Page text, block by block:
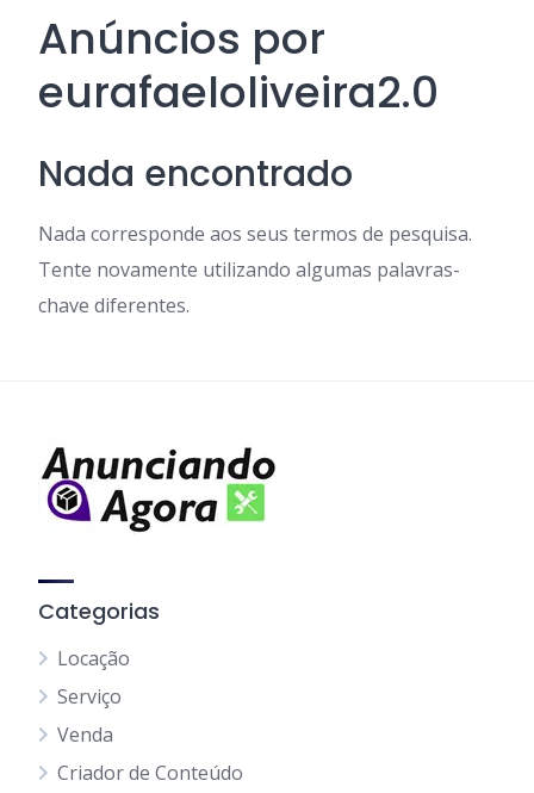
Anúncios por
eurafaeloliveira2.0
Nada encontrado
Nada corresponde aos seus termos de pesquisa.
Tente novamente utilizando algumas palavras-
chave diferentes.
Categorias
Locação
Serviço
Venda
Criador de Conteúdo